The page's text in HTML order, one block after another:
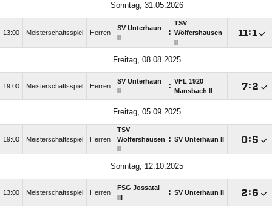
Sonntag, 31.05.2026
13:00 Meisterschaftsspiel Herren
SV Unterhaun
:
TSV
Wölfershausen
:
Freitag, 08.08.2025
19:00 Meisterschaftsspiel Herren
SV Unterhaun
: VFL 1920
Mansbach II
:
Freitag, 05.09.2025
19:00 Meisterschaftsspiel Herren
TSV
Wölfershausen : SV Unterhaun II :
Sonntag, 12.10.2025
13:00 Meisterschaftsspiel Herren
FSG Jossatal
: SV Unterhaun II :